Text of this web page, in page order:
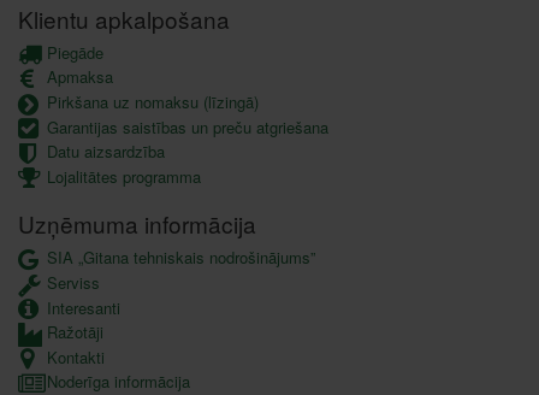
Klientu apkalpošana
Piegāde
Apmaksa
Pirkšana uz nomaksu (līzingā)
Garantijas saistības un preču atgriešana
Datu aizsardzība
Lojalitātes programma
Uzņēmuma informācija
SIA „Gitana tehniskais nodrošinājums”
Serviss
Interesanti
Ražotāji
Kontakti
Noderīga informācija